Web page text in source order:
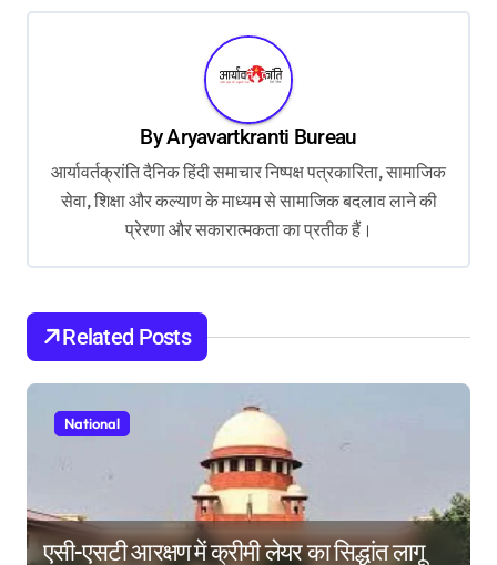
t
t
i
o
n
ByAryavartkranti Bureau
आर्यावर्तक्रांति दैनिक हिंदी समाचार निष्पक्ष पत्रकारिता, सामाजिक
सेवा, शिक्षा और कल्याण के माध्यम से सामाजिक बदलाव लाने की
प्रेरणा और सकारात्मकता का प्रतीक हैं।
Related Posts
National
एसी-एसटी आरक्षण में क्रीमी लेयर का सिद्धांत लागू